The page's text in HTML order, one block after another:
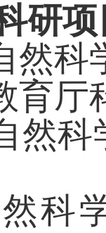
研
然科
育厅
然
科